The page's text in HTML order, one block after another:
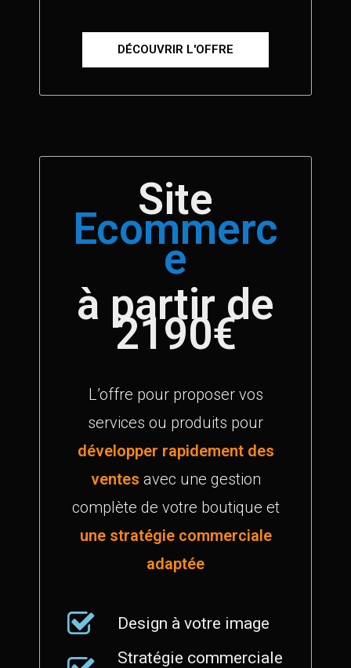
DÉCOUVRIR L'OFFRE
Site
Ecommerc
e
à partir de
2190€
L’offre pour proposer vos
services ou produits pour
développer rapidement des
ventes avec une gestion
complète de votre boutique et
une stratégie commerciale
adaptée
Design à votre image
Stratégie commerciale